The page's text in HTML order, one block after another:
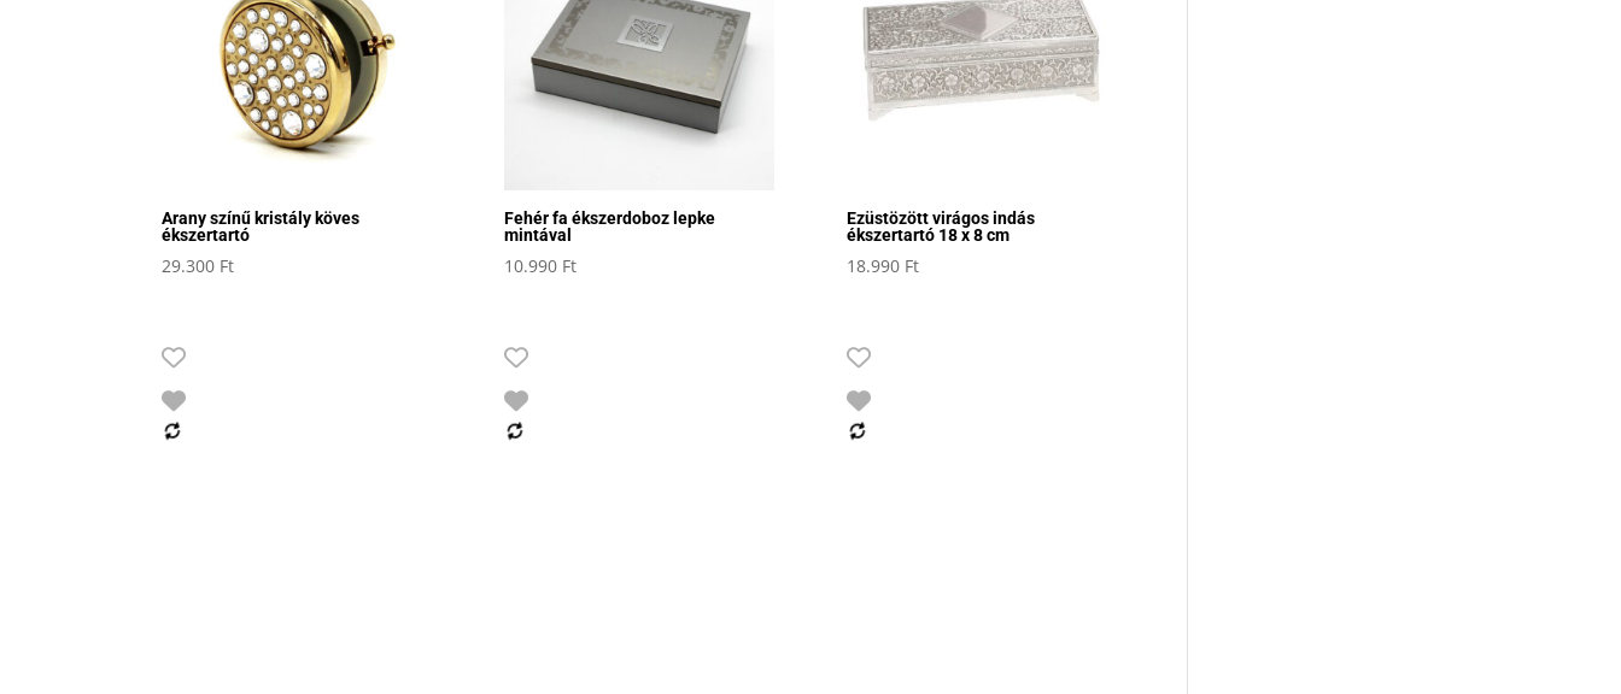
Arany színű kristály köves
ékszertartó
29.300 Ft
Fehér fa ékszerdoboz lepke
mintával
10.990 Ft
Ezüstözött virágos indás
ékszertartó 18 x 8 cm
18.990 Ft